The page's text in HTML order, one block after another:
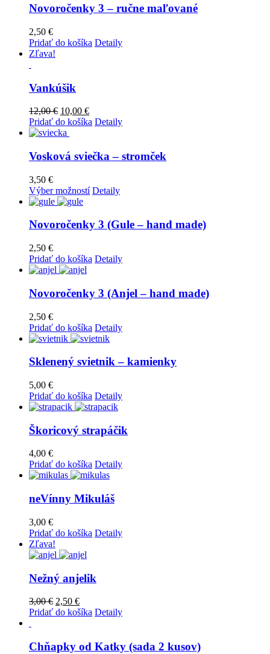
Novoročenky 3 – ručne maľované
2,50 €
Pridať do košíka Detaily
Zľava!
Vankúšik
12,00€ 10,00 €
Pridať do košíka Detaily
Vosková sviečka – stromček
3,50 €
Výber možností Detaily
Novoročenky 3 (Gule – hand made)
2,50 €
Pridať do košíka Detaily
Novoročenky 3 (Anjel – hand made)
2,50 €
Pridať do košíka Detaily
Sklenený svietnik – kamienky
5,00 €
Pridať do košíka Detaily
Škoricový strapáčik
4,00 €
Pridať do košíka Detaily
neVínny Mikuláš
3,00 €
Pridať do košíka Detaily
Zľava!
Nežný anjelik
3,00€ 2,50 €
Pridať do košíka Detaily
Chňapky od Katky (sada 2 kusov)